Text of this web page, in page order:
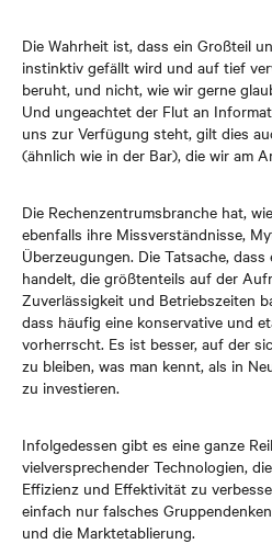
Die Wahrheit ist, dass ein Großteil
instinktiv gefällt wird und auf tief
beruht, und nicht, wie wir gerne
Und ungeachtet der Flut an
uns zur Verfügung steht, gilt dies
(ähnlich wie in der Bar), die wir am
Die Rechenzentrumsbranche hat,
ebenfalls ihre Missverständnisse,
Überzeugungen. Die Tatsache,
handelt, die größtenteils auf der
Zuverlässigkeit und Betriebszeiten
dass häufig eine konservative und
vorherrscht. Es ist besser, auf der
zu bleiben, was man kennt, als in
zu investieren.
Infolgedessen gibt es eine ganze
vielversprechender Technologien,
Effizienz und Effektivität zu
einfach nur falsches
und die Marktetablierung.